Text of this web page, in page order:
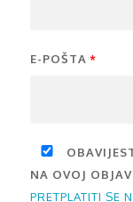
E-POŠTA *
NA OVOJ
PRETPLATITI SE